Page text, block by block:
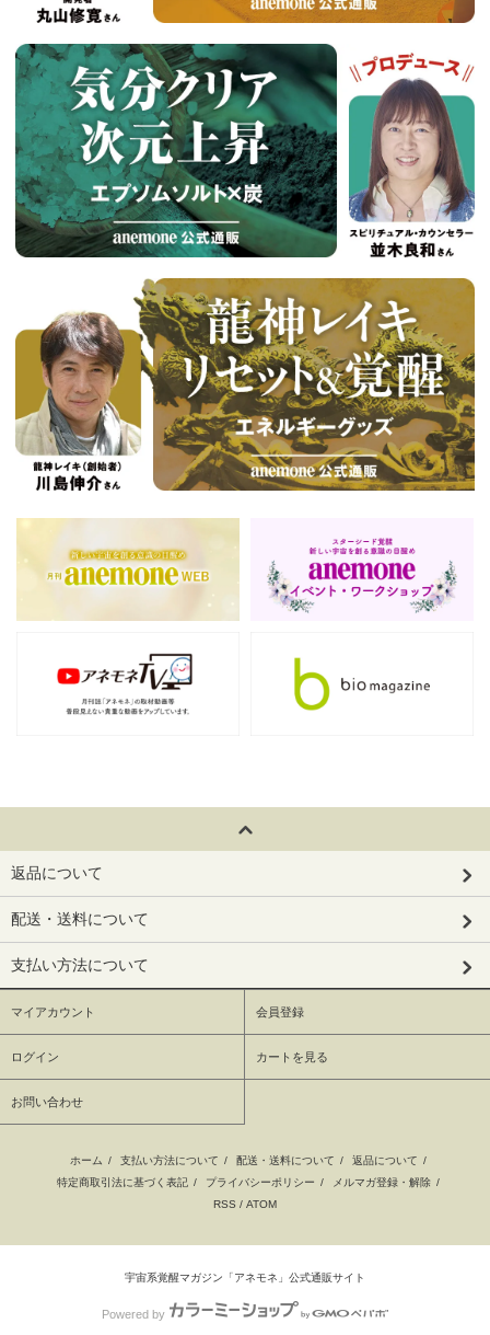
返品について
配送・送料について
支払い方法について
マイアカウント 会員登録
ログイン カートを見る
お問い合わせ
ホーム / 支払い方法について / 配送・送料について / 返品について /
特定商取引法に基づく表記 / プライバシーポリシー / メルマガ登録・解除 /
RSS / ATOM
宇宙系覚醒マガジン「アネモネ」公式通販サイト
Powered by